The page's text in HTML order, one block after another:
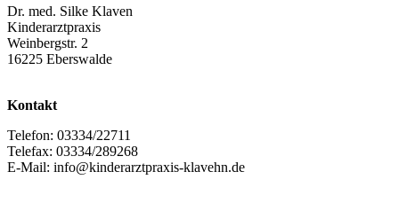
Dr. med. Sil­ke Kla­ven
Kin­der­arzt­pra­xis
Wein­berg­str. 2
16225 Ebers­wal­de
Kon­takt
Tele­fon: 03334/22711
Tele­fax: 03334/289268
E‑Mail: info@​kinderarztpraxis-​klavehn.​de